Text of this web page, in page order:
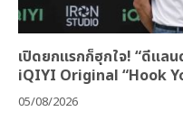
เปิดยกแรกก็ฮุกใจ! “ดีแลน
iQIYI Original “Hook
05/08/2026